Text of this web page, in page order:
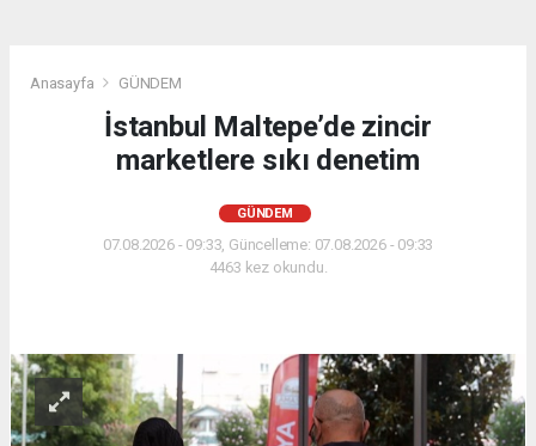
Anasayfa GÜNDEM
İstanbul Maltepe’de zincir
marketlere sıkı denetim
GÜNDEM
07.08.2026 - 09:33, Güncelleme: 07.08.2026 - 09:33
4463 kez okundu.